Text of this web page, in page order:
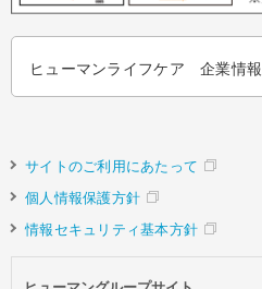
ヒューマンライフケア 企業情報
サイトのご利用にあたって
個人情報保護方針
情報セキュリティ基本方針